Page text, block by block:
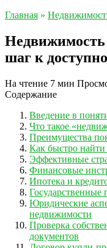
Главная »
шаг к
На чтение 7 мин
Содержание
Введение в
Что такое
Преимущества
Как быстро
Эффективные
Финансовые
Ипотека и
Юридические
недвижимости
Проверка
документов